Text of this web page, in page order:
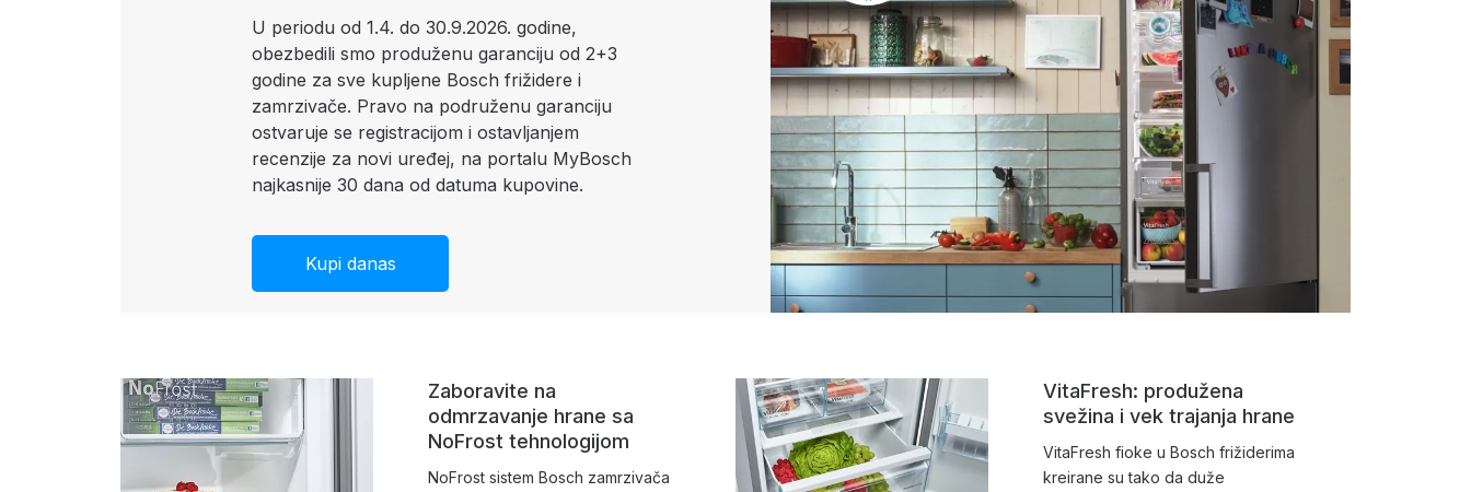
U periodu od 1.4. do 30.9.2026. godine,
obezbedili smo produženu garanciju od 2+3
godine za sve kupljene Bosch frižidere i
zamrzivače. Pravo na podruženu garanciju
ostvaruje se registracijom i ostavljanjem
recenzije za novi uređej, na portalu MyBosch
najkasnije 30 dana od datuma kupovine.
Kupi danas
Zaboravite na
odmrzavanje hrane sa
NoFrost tehnologijom
NoFrost sistem Bosch zamrzivača
VitaFresh: produžena
svežina i vek trajanja hrane
VitaFresh fioke u Bosch frižiderima
kreirane su tako da duže